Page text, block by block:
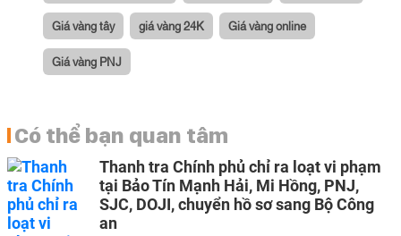
Giá vàng tây giá vàng 24K Giá vàng online
Giá vàng PNJ
Có thể bạn quan tâm
Thanh tra Chính phủ chỉ ra loạt vi phạm
tại Bảo Tín Mạnh Hải, Mi Hồng, PNJ,
SJC, DOJI, chuyển hồ sơ sang Bộ Công
an